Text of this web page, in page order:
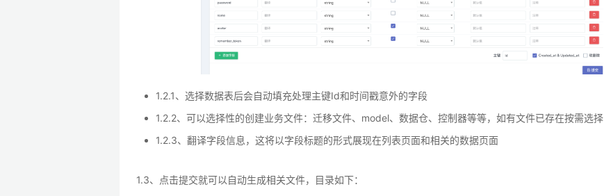
1.2.1、选择数据表后会自动填充处理主键Id和时间戳意外的字段
1.2.2、可以选择性的创建业务文件：迁移文件、model、数据仓、控制器等等，如有文件已存在按需选择
1.2.3、翻译字段信息，这将以字段标题的形式展现在列表页面和相关的数据页面
1.3、点击提交就可以自动生成相关文件，目录如下：